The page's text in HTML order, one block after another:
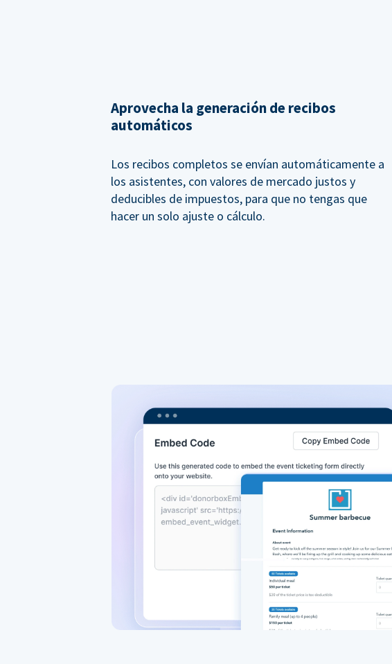
Aprovecha la generación de recibos
automáticos
Los recibos completos se envían automáticamente a
los asistentes, con valores de mercado justos y
deducibles de impuestos, para que no tengas que
hacer un solo ajuste o cálculo.